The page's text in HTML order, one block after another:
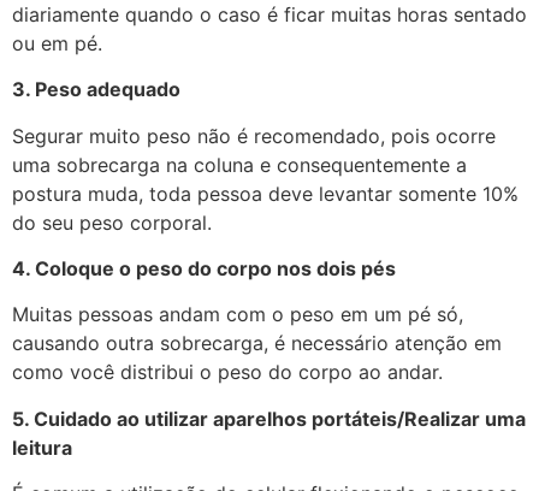
diariamente quando o caso é ficar muitas horas sentado
ou em pé.
3. Peso adequado
Segurar muito peso não é recomendado, pois ocorre
uma sobrecarga na coluna e consequentemente a
postura muda, toda pessoa deve levantar somente 10%
do seu peso corporal.
4. Coloque o peso do corpo nos dois pés
Muitas pessoas andam com o peso em um pé só,
causando outra sobrecarga, é necessário atenção em
como você distribui o peso do corpo ao andar.
5. Cuidado ao utilizar aparelhos portáteis/Realizar uma
leitura